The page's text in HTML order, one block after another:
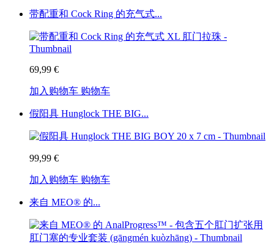
带配重和 Cock Ring 的充气式...
69,99 €
加入购物车 购物车
假阳具 Hunglock THE BIG...
99,99 €
加入购物车 购物车
来自 MEO® 的...